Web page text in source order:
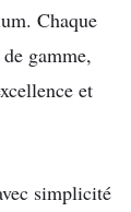
Chaque
gamme,
et
simplicité